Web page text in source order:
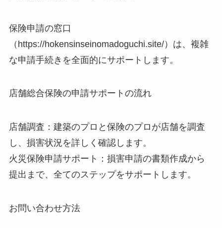
保険申請の窓口
（https://hokensinseinomadoguchi.site/）は、複雑
な申請手続きを全面的にサポートします。
店舗総合保険の申請サポートの流れ
店舗調査：建築のプロと保険のプロが店舗を調査
し、損害状況を詳しく確認します。
火災保険申請サポート：損害申請の書類作成から
提出まで、全てのステップをサポートします。
お問い合わせ方法